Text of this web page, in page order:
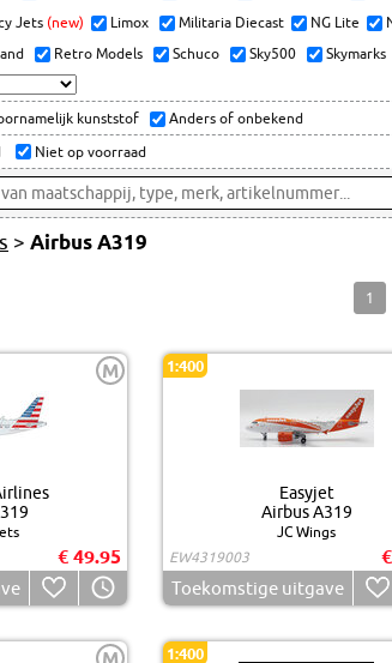
Jets (new) Limox Militaria Diecast NG Lite
Retro Models Schuco Sky500 Skymarks
kunststof Anders of onbekend
Niet op voorraad
> Airbus A319
1
M
€ 49.95
1:400
Easyjet
Airbus A319
JC Wings
EW4319003
Toekomstige uitgave
M 1:400